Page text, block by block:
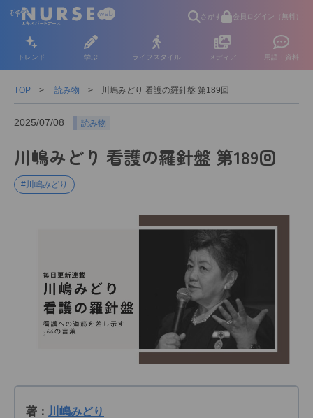
さがす 会員ログイン（無料）
トレンド 学ぶ ライフスタイル メディア 用語・資料
TOP 読み物 川嶋みどり 看護の羅針盤 第189回
2025/07/08 読み物
川嶋みどり 看護の羅針盤 第189回
#川嶋みどり
著： 川嶋みどり